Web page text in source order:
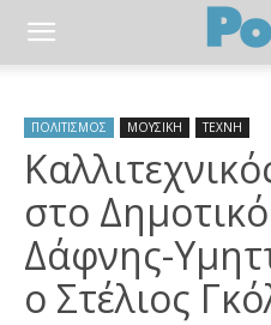
ΠΟΛΙΤΙΣΜΟΣ ΜΟΥΣΙΚΗ ΤΕΧΝΗ
στο
Δάφνης-
ο Στέλιος